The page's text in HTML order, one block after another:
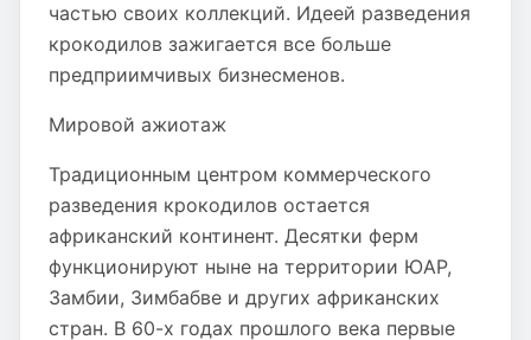
частью своих коллекций. Идеей разведения
крокодилов зажигается все больше
предприимчивых бизнесменов.
Мировой ажиотаж
Традиционным центром коммерческого
разведения крокодилов остается
африканский континент. Десятки ферм
функционируют ныне на территории ЮАР,
Замбии, Зимбабве и других африканских
стран. В 60-х годах прошлого века первые